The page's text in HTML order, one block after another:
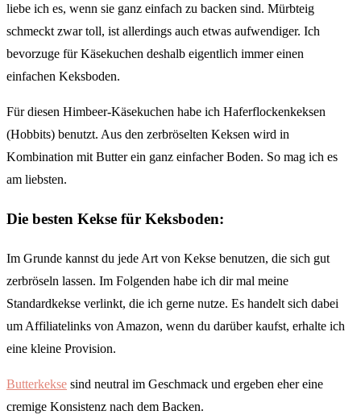
liebe ich es, wenn sie ganz einfach zu backen sind. Mürbteig
schmeckt zwar toll, ist allerdings auch etwas aufwendiger. Ich
bevorzuge für Käsekuchen deshalb eigentlich immer einen
einfachen Keksboden.
Für diesen Himbeer-Käsekuchen habe ich Haferflockenkeksen
(Hobbits) benutzt. Aus den zerbröselten Keksen wird in
Kombination mit Butter ein ganz einfacher Boden. So mag ich es
am liebsten.
Die besten Kekse für Keksboden:
Im Grunde kannst du jede Art von Kekse benutzen, die sich gut
zerbröseln lassen. Im Folgenden habe ich dir mal meine
Standardkekse verlinkt, die ich gerne nutze. Es handelt sich dabei
um Affiliatelinks von Amazon, wenn du darüber kaufst, erhalte ich
eine kleine Provision.
Butterkekse sind neutral im Geschmack und ergeben eher eine
cremige Konsistenz nach dem Backen.